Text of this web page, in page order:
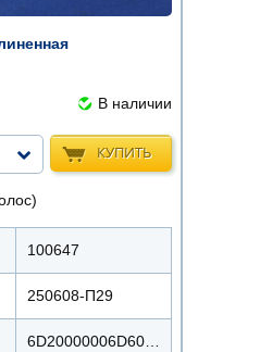
В наличии
КУПИТЬ
100647
250608-П29
6D20000006D6018200